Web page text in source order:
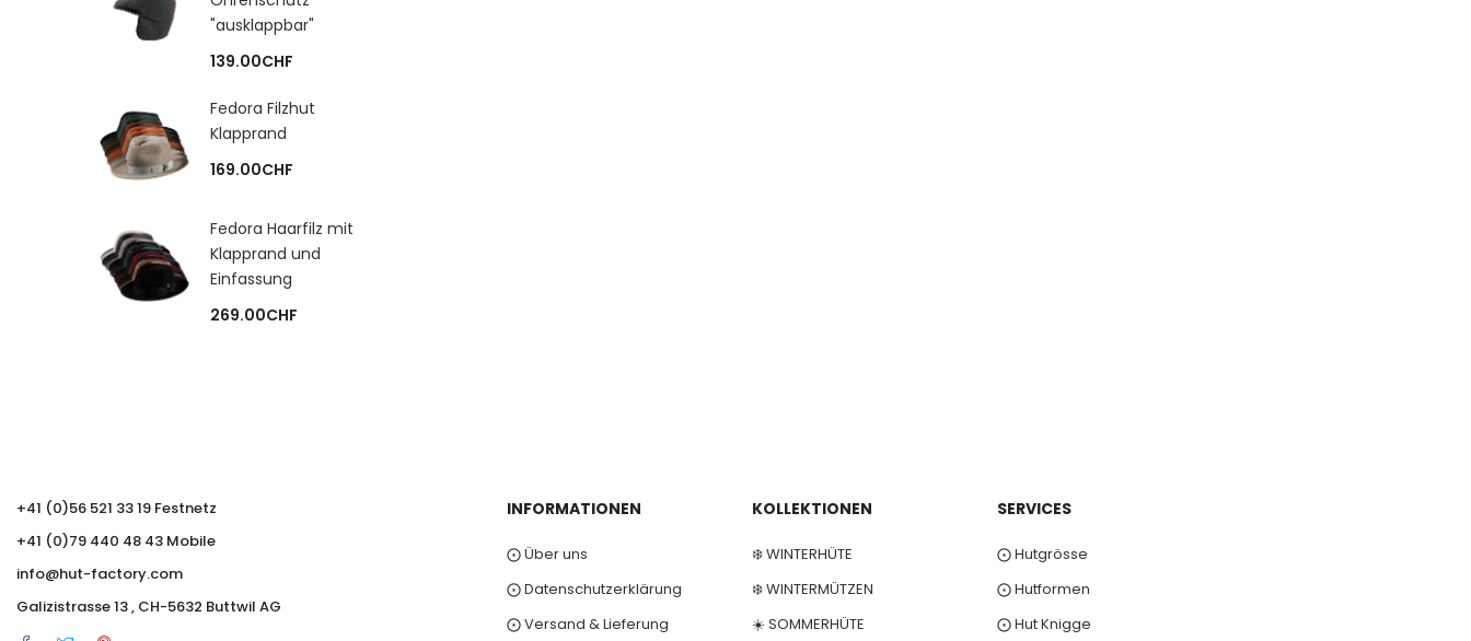
"ausklappbar"
139.00CHF
Fedora Filzhut
Klapprand
169.00CHF
Fedora Haarfilz mit
Klapprand und
Einfassung
269.00CHF
+41 (0)56 521 33 19 Festnetz
+41 (0)79 440 48 43 Mobile
info@hut-factory.com
Galizistrasse 13 , CH-5632 Buttwil AG
INFORMATIONEN
⨀ Über uns
⨀ Datenschutzerklärung
⨀ Versand & Lieferung
KOLLEKTIONEN
❄️ WINTERHÜTE
❄️ WINTERMÜTZEN
☀️ SOMMERHÜTE
SERVICES
⨀ Hutgrösse
⨀ Hutformen
⨀ Hut Knigge